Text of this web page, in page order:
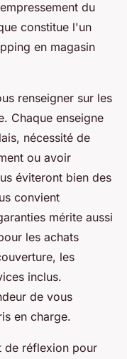
du
constitue l'un
en magasin
renseigner sur les
Chaque enseigne
nécessité de
ou avoir
éviteront bien des
convient
mérite aussi
les achats
les
inclus.
de vous
en charge.
de réflexion pour